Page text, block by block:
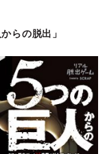
らの脱出」